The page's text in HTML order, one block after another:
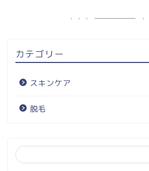
カテゴリー
スキンケア
脱毛